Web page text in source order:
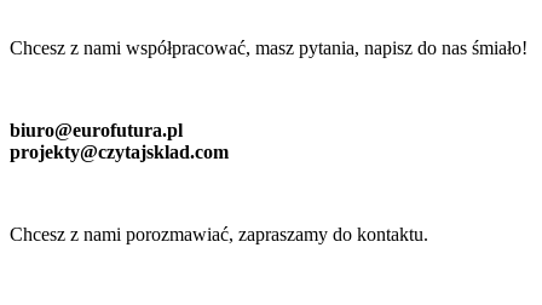
Chcesz z nami współpracować, masz pytania, napisz do nas śmiało!
biuro@eurofutura.pl
projekty@czytajsklad.com
Chcesz z nami porozmawiać, zapraszamy do kontaktu.